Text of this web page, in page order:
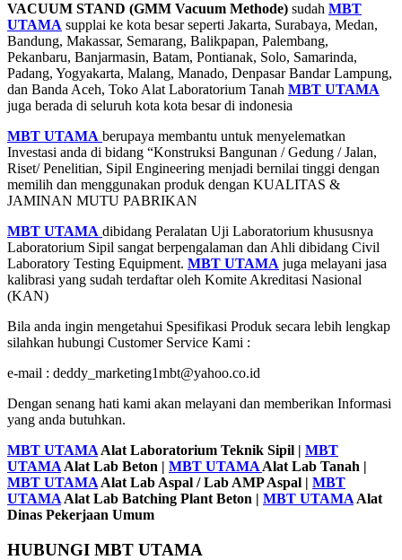
VACUUM STAND (GMM Vacuum Methode) sudah MBT
UTAMA supplai ke kota besar seperti Jakarta, Surabaya, Medan,
Bandung, Makassar, Semarang, Balikpapan, Palembang,
Pekanbaru, Banjarmasin, Batam, Pontianak, Solo, Samarinda,
Padang, Yogyakarta, Malang, Manado, Denpasar Bandar Lampung,
dan Banda Aceh, Toko Alat Laboratorium Tanah MBT UTAMA
juga berada di seluruh kota kota besar di indonesia
MBT UTAMA berupaya membantu untuk menyelematkan
Investasi anda di bidang “Konstruksi Bangunan / Gedung / Jalan,
Riset/ Penelitian, Sipil Engineering menjadi bernilai tinggi dengan
memilih dan menggunakan produk dengan KUALITAS &
JAMINAN MUTU PABRIKAN
MBT UTAMA dibidang Peralatan Uji Laboratorium khususnya
Laboratorium Sipil sangat berpengalaman dan Ahli dibidang Civil
Laboratory Testing Equipment. MBT UTAMA juga melayani jasa
kalibrasi yang sudah terdaftar oleh Komite Akreditasi Nasional
(KAN)
Bila anda ingin mengetahui Spesifikasi Produk secara lebih lengkap
silahkan hubungi Customer Service Kami :
e-mail : deddy_marketing1mbt@yahoo.co.id
Dengan senang hati kami akan melayani dan memberikan Informasi
yang anda butuhkan.
MBT UTAMA Alat Laboratorium Teknik Sipil | MBT
UTAMA Alat Lab Beton | MBT UTAMA Alat Lab Tanah |
MBT UTAMA Alat Lab Aspal / Lab AMP Aspal | MBT
UTAMA Alat Lab Batching Plant Beton | MBT UTAMA Alat
Dinas Pekerjaan Umum
HUBUNGI MBT UTAMA